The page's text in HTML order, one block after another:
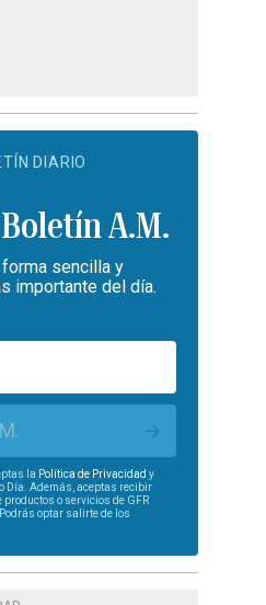
DIARIO
Boletín A.M.
sencilla y
importante del día.
la Política de Privacidad y
Día. Además, aceptas recibir
o servicios de GFR
optar salirte de los